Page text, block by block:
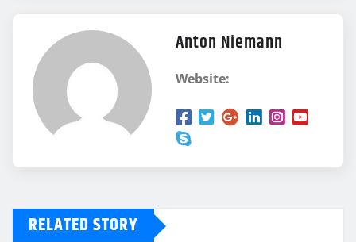
Anton Niemann
Website:
RELATED STORY